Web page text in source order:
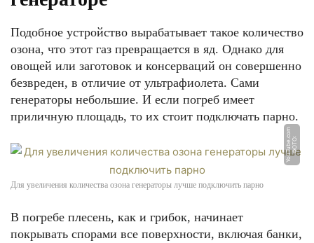
Подобное устройство вырабатывает такое количество
озона, что этот газ превращается в яд. Однако для
овощей или заготовок и консерваций он совершенно
безвреден, в отличие от ультрафиолета. Сами
генераторы небольшие. И если погреб имеет
приличную площадь, то их стоит подключать парно.
Ф
О
Т
О:
Y
o
u
T
u
b
e.
c
o
m
Для увеличения количества озона генераторы лучше подключить парно
В погребе плесень, как и грибок, начинает
покрывать спорами все поверхности, включая банки,